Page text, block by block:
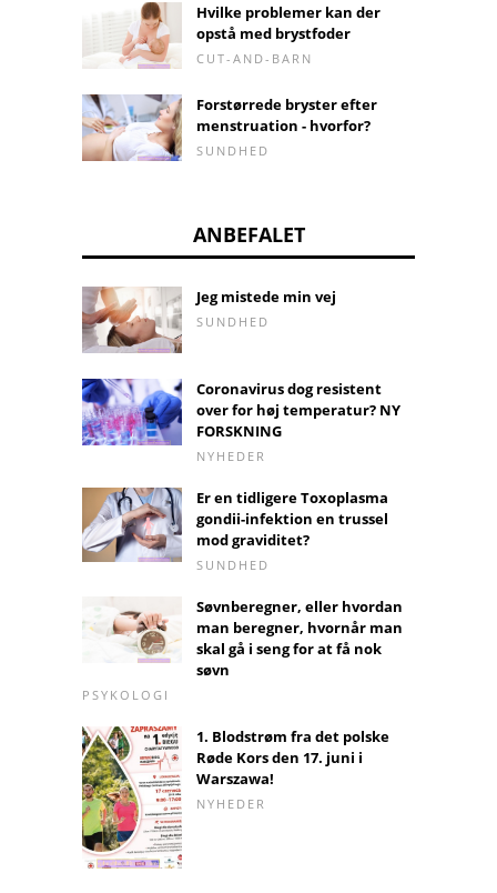
Hvilke problemer kan der
opstå med brystfoder
CUT-AND-BARN
Forstørrede bryster efter
menstruation - hvorfor?
SUNDHED
ANBEFALET
Jeg mistede min vej
SUNDHED
Coronavirus dog resistent
over for høj temperatur? NY
FORSKNING
NYHEDER
Er en tidligere Toxoplasma
gondii-infektion en trussel
mod graviditet?
SUNDHED
Søvnberegner, eller hvordan
man beregner, hvornår man
skal gå i seng for at få nok
søvn
PSYKOLOGI
1. Blodstrøm fra det polske
Røde Kors den 17. juni i
Warszawa!
NYHEDER